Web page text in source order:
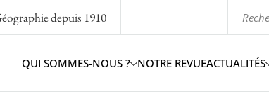
éographiedepuis 1910
QUI SOMMES-NOUS ? NOTRE REVUEACTUALITÉS